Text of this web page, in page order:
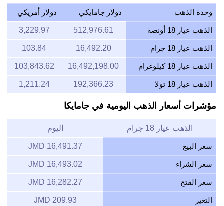
وحدة الذهب دولار جامايكي دولار أمريكي
الذهب عيار 18 أونصة 512,976.61
3,229.97
الذهب عيار 18 جرام 16,492.20
103.84
الذهب عيار 18 كيلوغرام 16,492,198.00
103,843.62
الذهب عيار 18 تولا 192,366.23
1,211.24
مؤشرات أسعار الذهب اليومية في جامايكا
الذهب عيار 18 جرام اليوم
سعر البيع 16,491.37 JMD
سعر الشراء 16,493.02 JMD
سعر الفتح 16,282.27 JMD
التغير 209.93 JMD